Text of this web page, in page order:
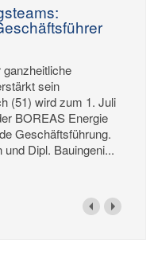
sein
(51) wird zum 1. Juli
BOREAS Energie
Geschäftsführung.
Dipl. Bauingeni...